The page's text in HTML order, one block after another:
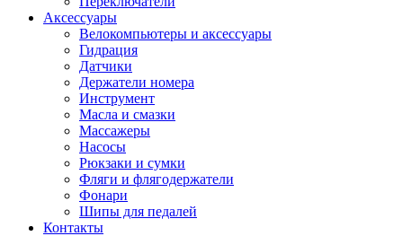
Аксессуары
Велокомпьютеры и аксессуары
Гидрация
Датчики
Держатели номера
Инструмент
Масла и смазки
Массажеры
Насосы
Рюкзаки и сумки
Фляги и флягодержатели
Фонари
Шипы для педалей
Контакты